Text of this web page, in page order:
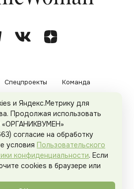
Спецпроекты Команда
Политика конфиденциальности
соглашение
. Все права защищены.
и Яндекс.Метрику для
Продолжая использовать
согласие на обработку
условия Пользовательского
конфиденциальности. Если
cookies в браузере или